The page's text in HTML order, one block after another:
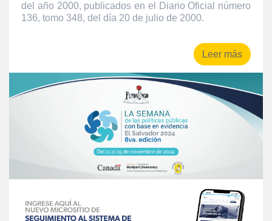
del año 2000, publicados en el Diario Oficial número
136, tomo 348, del día 20 de julio de 2000.
Leer más